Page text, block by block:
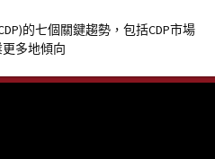
的七個關鍵趨勢，包括CDP市場
多地傾向